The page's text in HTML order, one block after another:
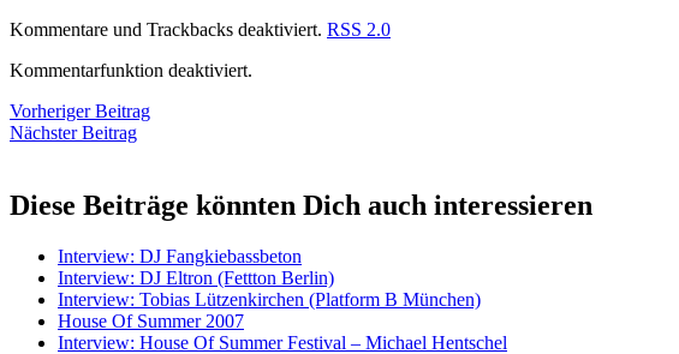
Kommentare und Trackbacks deaktiviert. RSS 2.0
Kommentarfunktion deaktiviert.
Vorheriger Beitrag
Nächster Beitrag
Diese Beiträge könnten Dich auch interessieren
Interview: DJ Fangkiebassbeton
Interview: DJ Eltron (Fettton Berlin)
Interview: Tobias Lützenkirchen (Platform B München)
House Of Summer 2007
Interview: House Of Summer Festival – Michael Hentschel